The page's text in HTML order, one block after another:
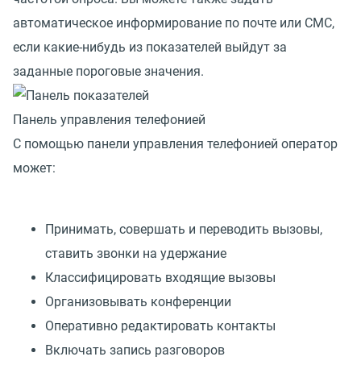
автоматическое информирование по почте или СМС,
если какие-нибудь из показателей выйдут за
заданные пороговые значения.
Панель управления телефонией
С помощью панели управления телефонией оператор
может:
Принимать, совершать и переводить вызовы,
ставить звонки на удержание
Классифицировать входящие вызовы
Организовывать конференции
Оперативно редактировать контакты
Включать запись разговоров